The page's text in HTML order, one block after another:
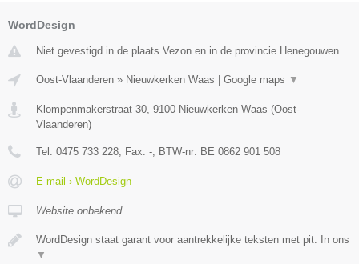
WordDesign
Niet gevestigd in de plaats Vezon en in de provincie Henegouwen.
Oost-Vlaanderen » Nieuwkerken Waas Google maps ▼
Klompenmakerstraat 30, 9100 Nieuwkerken Waas (Oost-
Vlaanderen)
Tel: 0475 733 228, Fax: -, BTW-nr: BE 0862 901 508
E-mail › WordDesign
Website onbekend
WordDesign staat garant voor aantrekkelijke teksten met pit. In ons
▼